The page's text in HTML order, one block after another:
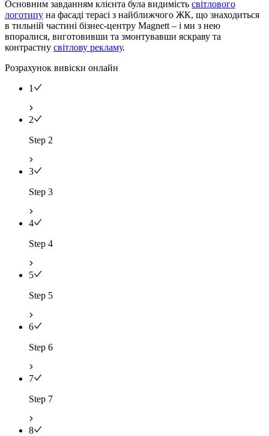
Основним завданням клієнта була видимість світлового
логотипу на фасаді терасі з найближчого ЖК, що знаходиться
в тильній частині бізнес-центру Magnett – і ми з нею
впоралися, виготовивши та змонтувавши яскраву та
контрастну світлову рекламу.
Розрахунок вивіски онлайн
1
2
Step 2
3
Step 3
4
Step 4
5
Step 5
6
Step 6
7
Step 7
8